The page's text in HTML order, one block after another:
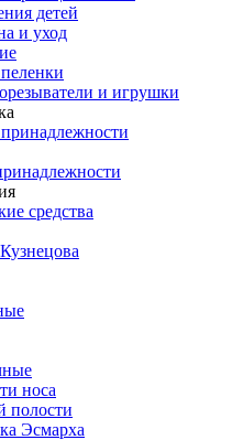
детей
и уход
и игрушки
средства
носа
полости
Эсмарха